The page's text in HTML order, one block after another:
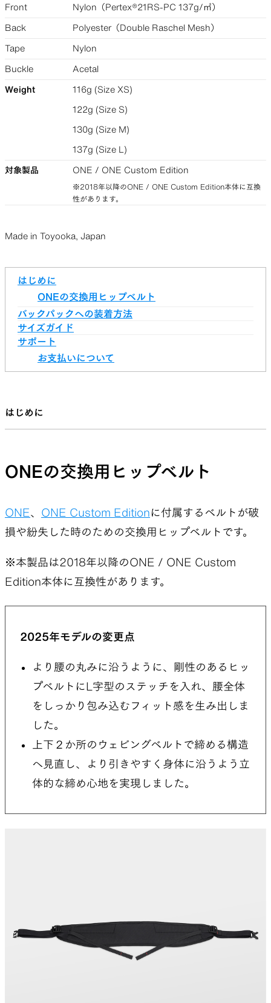
Front Nylon（Pertex®︎21RS-PC 137g/㎡）
Back Polyester（Double Raschel Mesh）
Tape Nylon
Buckle Acetal
Weight 116g (Size XS)
122g (Size S)
130g (Size M)
137g (Size L)
対象製品 ONE / ONE Custom Edition
※2018年以降のONE / ONE Custom Edition本体に互換
性があります。
Made in Toyooka, Japan
はじめに
ONEの交換用ヒップベルト
バックパックへの装着方法
サイズガイド
サポート
お支払いについて
はじめに
ONEの交換用ヒップベルト
ONE、 ONE Custom Editionに付属するベルトが破
損や紛失した時のための交換用ヒップベルトです。
※本製品は2018年以降のONE / ONE Custom
Edition本体に互換性があります。
2025年モデルの変更点
より腰の丸みに沿うように、剛性のあるヒッ
プベルトにL字型のステッチを入れ、腰全体
をしっかり包み込むフィット感を生み出しま
した。
上下２か所のウェビングベルトで締める構造
へ見直し、より引きやすく身体に沿うよう立
体的な締め心地を実現しました。